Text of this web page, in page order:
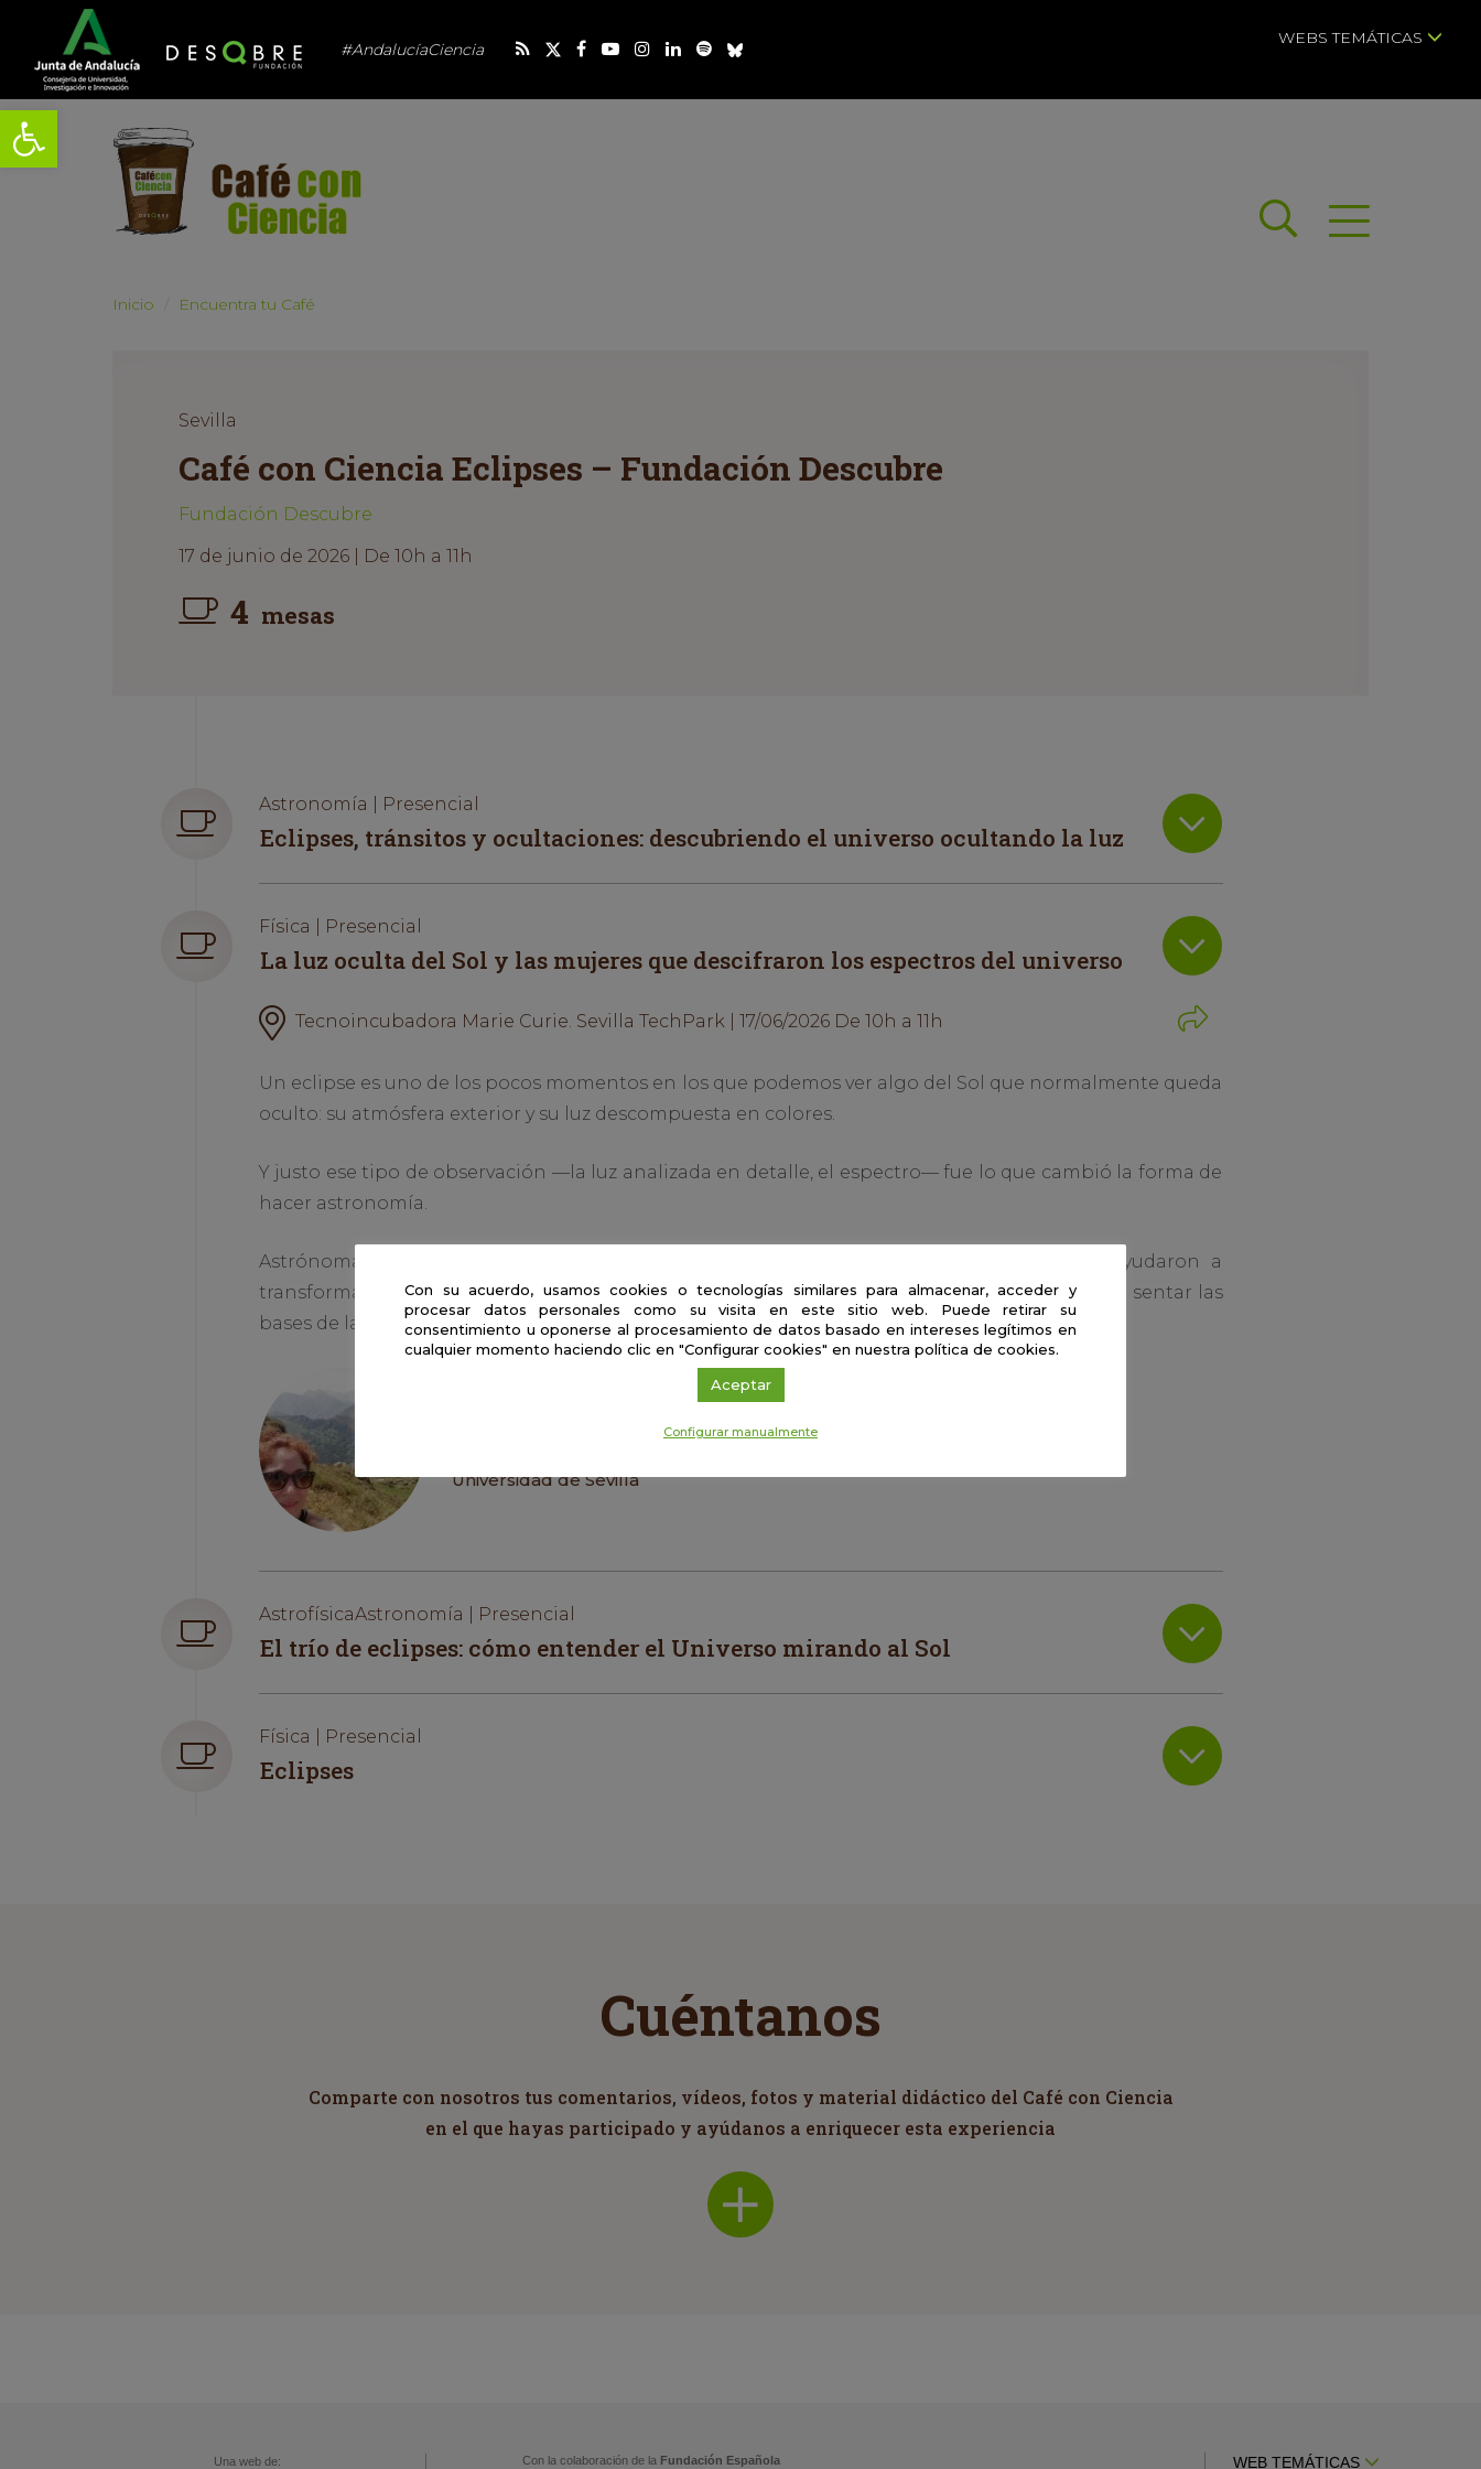
Abrir barra de herramientas
#AndalucíaCiencia
WEBS TEMÁTICAS
BuscarAbrir menú
Inicio Encuentra tu Café
Sevilla
Café con Ciencia Eclipses – Fundación Descubre
Fundación Descubre
17 de junio de 2026 | De 10h a 11h
4 mesas
Astronomía | Presencial
Eclipses, tránsitos y ocultaciones: descubriendo el universo ocultando la luz
Física | Presencial
La luz oculta del Sol y las mujeres que descifraron los espectros del universo
Tecnoincubadora Marie Curie. Sevilla TechPark | 17/06/2026 De 10h a 11h
Un eclipse es uno de los pocos momentos en los que podemos ver algo del Sol que normalmente queda
oculto: su atmósfera exterior y su luz descompuesta en colores.
Y justo ese tipo de observación —la luz analizada en detalle, el espectro— fue lo que cambió la forma de
hacer astronomía.
Astrónomas como Williamina Fleming clasificaron miles de espectros de estrellas y ayudaron a
transformar la astronomía en una ciencia física. Ese cambio de mirada acabó contribuyendo a sentar las
bases de la física cuántica.
María Laura Olivera
Universidad de Sevilla
AstrofísicaAstronomía | Presencial
El trío de eclipses: cómo entender el Universo mirando al Sol
Física | Presencial
Eclipses
Cuéntanos
Comparte con nosotros tus comentarios, vídeos, fotos y material didáctico del Café con Ciencia
en el que hayas participado y ayúdanos a enriquecer esta experiencia
Una web de: Con la colaboración de la Fundación Española WEB TEMÁTICAS
Con su acuerdo, usamos cookies o tecnologías similares para almacenar, acceder y
procesar datos personales como su visita en este sitio web. Puede retirar su
consentimiento u oponerse al procesamiento de datos basado en intereses legítimos en
cualquier momento haciendo clic en "Configurar cookies" en nuestra política de cookies.
Aceptar
Configurar manualmente